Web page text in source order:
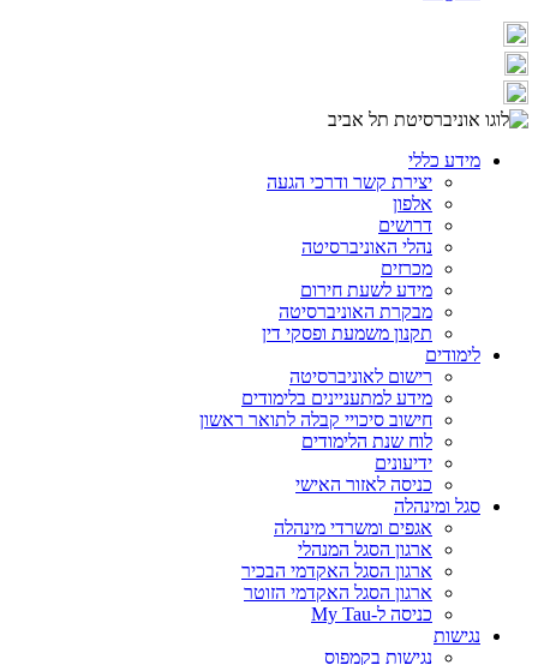
מידע כללי
יצירת קשר ודרכי הגעה
אלפון
דרושים
נהלי האוניברסיטה
מכרזים
מידע לשעת חירום
מבקרת האוניברסיטה
תקנון משמעת ופסקי דין
לימודים
רישום לאוניברסיטה
מידע למתעניינים בלימודים
חישוב סיכויי קבלה לתואר ראשון
לוח שנת הלימודים
ידיעונים
כניסה לאזור האישי
סגל ומינהלה
אגפים ומשרדי מינהלה
ארגון הסגל המנהלי
ארגון הסגל האקדמי הבכיר
ארגון הסגל האקדמי הזוטר
כניסה ל-My Tau
נגישות
נגישות בקמפוס